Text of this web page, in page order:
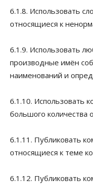
6.1.8. Использовать
относящиеся к
6.1.9. Использовать
производные имён
наименований и
6.1.10. Использовать
большого
6.1.11. Публиковать
относящиеся к теме
6.1.12. Публиковать